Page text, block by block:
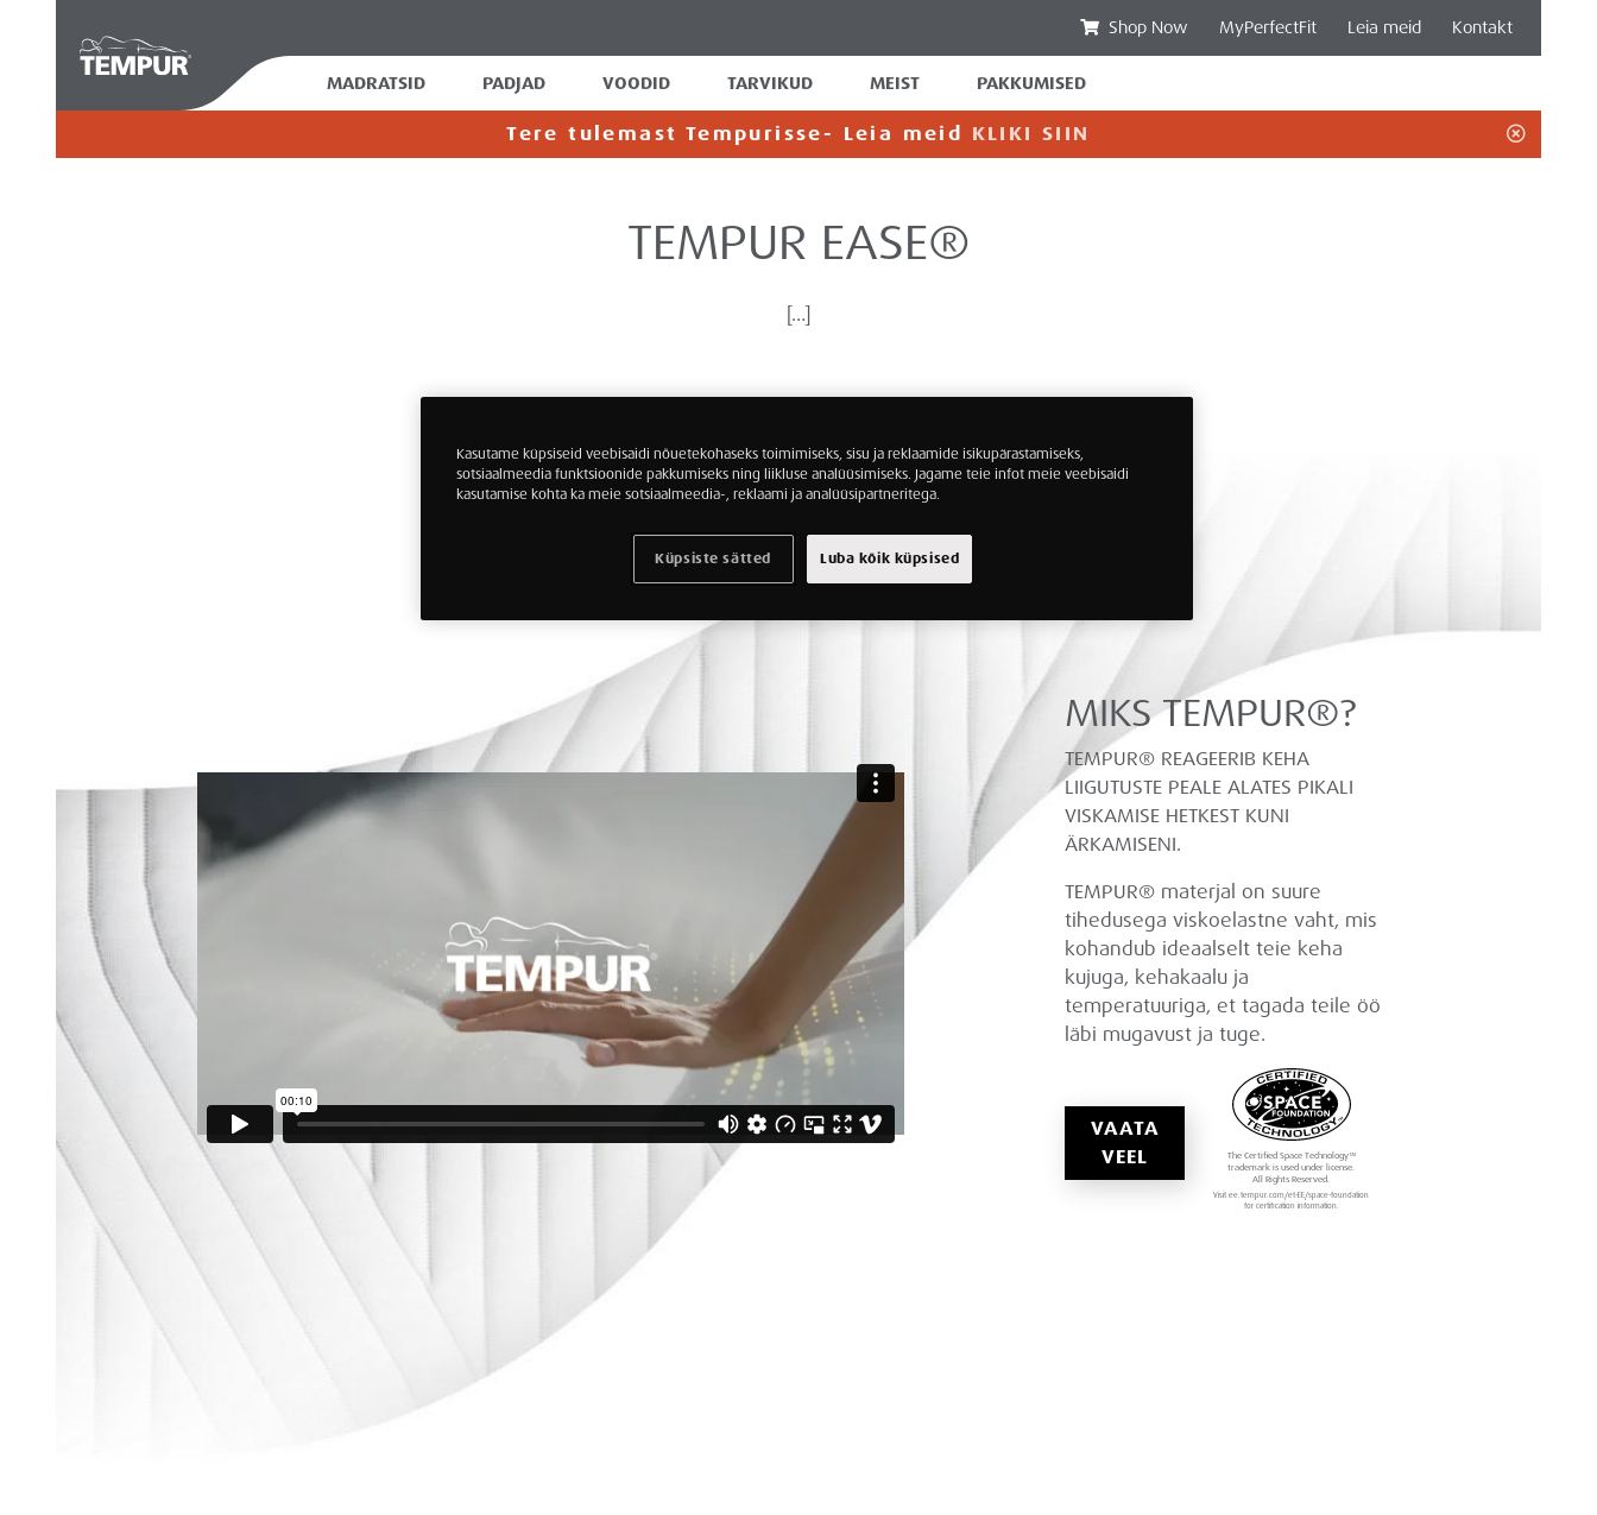
Shop Now MyPerfectFit Leia meid Kontakt
MADRATSID PADJAD VOODID TARVIKUD MEIST PAKKUMISED
Tere tulemast Tempurisse- Leia meid KLIKI SIIN Close
TEMPUR EASE®
[…]
MIKS TEMPUR®?
TEMPUR® REAGEERIB KEHA
LIIGUTUSTE PEALE ALATES PIKALI
VISKAMISE HETKEST KUNI
ÄRKAMISENI.
TEMPUR® materjal on suure
tihedusega viskoelastne vaht, mis
kohandub ideaalselt teie keha
kujuga, kehakaalu ja
temperatuuriga, et tagada teile öö
läbi mugavust ja tuge.
VAATA
VEEL
The Certified Space Technology™
trademark is used under license.
All Rights Reserved.
Visit ee.tempur.com/et-EE/space-foundation
for certification information.
Kasutame küpsiseid veebisaidi nõuetekohaseks toimimiseks, sisu ja reklaamide isikupärastamiseks,
sotsiaalmeedia funktsioonide pakkumiseks ning liikluse analüüsimiseks. Jagame teie infot meie veebisaidi
kasutamise kohta ka meie sotsiaalmeedia-, reklaami ja analüüsipartneritega.
Luba kõik küpsised
Küpsiste sätted